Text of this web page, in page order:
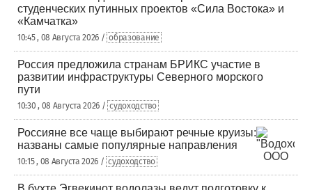
студенческих путинных проектов «Сила Востока» и
«Камчатка»
10:45 , 08 Августа 2026 / образование
Россия предложила странам БРИКС участие в
развитии инфраструктуры Северного морского
пути
10:30 , 08 Августа 2026 / судоходство
Россияне все чаще выбирают речные круизы:
названы самые популярные направления
10:15 , 08 Августа 2026 / судоходство